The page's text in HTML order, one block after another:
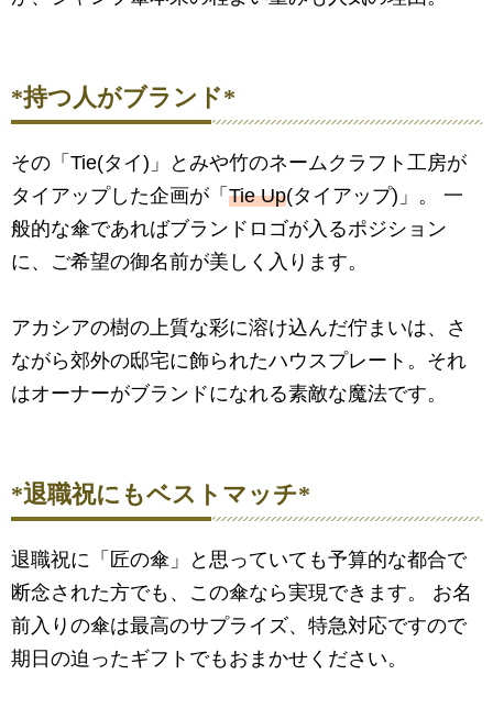
*持つ人がブランド*
その「Tie(タイ)」とみや竹のネームクラフト工房が
タイアップした企画が「 Tie Up(タイアップ)」。 一
般的な傘であればブランドロゴが入るポジション
に、ご希望の御名前が美しく入ります。
アカシアの樹の上質な彩に溶け込んだ佇まいは、さ
ながら郊外の邸宅に飾られたハウスプレート。それ
はオーナーがブランドになれる素敵な魔法です。
*退職祝にもベストマッチ*
退職祝に「匠の傘」と思っていても予算的な都合で
断念された方でも、この傘なら実現できます。 お名
前入りの傘は最高のサプライズ、特急対応ですので
期日の迫ったギフトでもおまかせください。